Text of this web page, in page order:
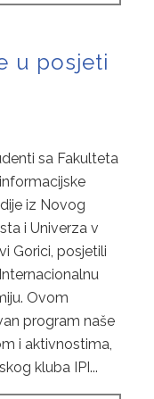
u posjeti
sa Fakulteta
iz Novog
i Univerza v
Gorici, posjetili
Ovom
program naše
i aktivnostima,
kluba IPI...